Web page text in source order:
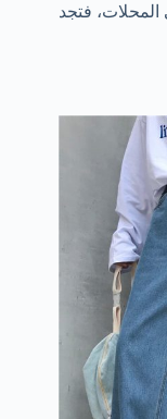
المحلات، فتجد